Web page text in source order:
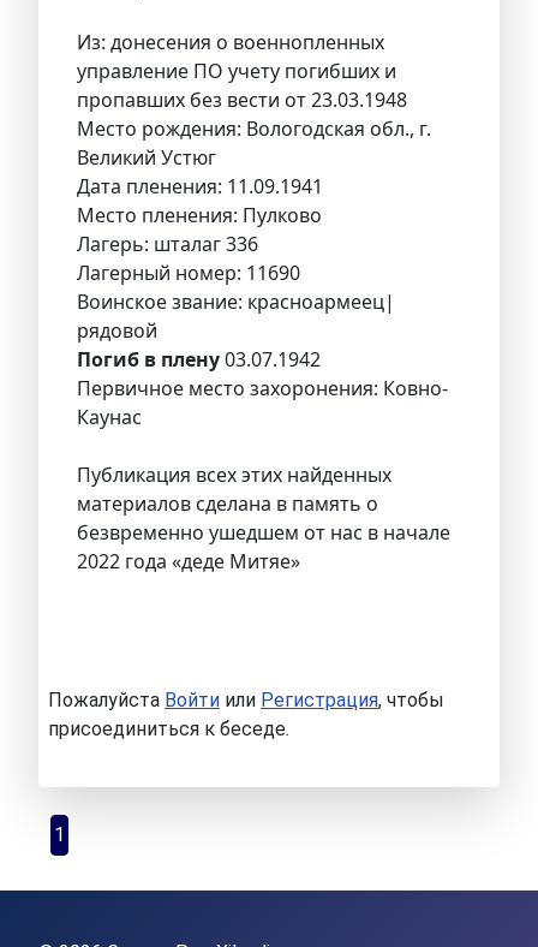
Из: донесения о военнопленных
управление ПО учету погибших и
пропавших без вести от 23.03.1948
Место рождения: Вологодская обл., г.
Великий Устюг
Дата пленения: 11.09.1941
Место пленения: Пулково
Лагерь: шталаг 336
Лагерный номер: 11690
Воинское звание: красноармеец|
рядовой
Погиб в плену03.07.1942
Первичное место захоронения: Ковно-
Каунас
Публикация всех этих найденных
материалов сделана в память о
безвременно ушедшем от нас в начале
2022 года «деде Митяе»
Пожалуйста Войти или Регистрация, чтобы
присоединиться к беседе.
1